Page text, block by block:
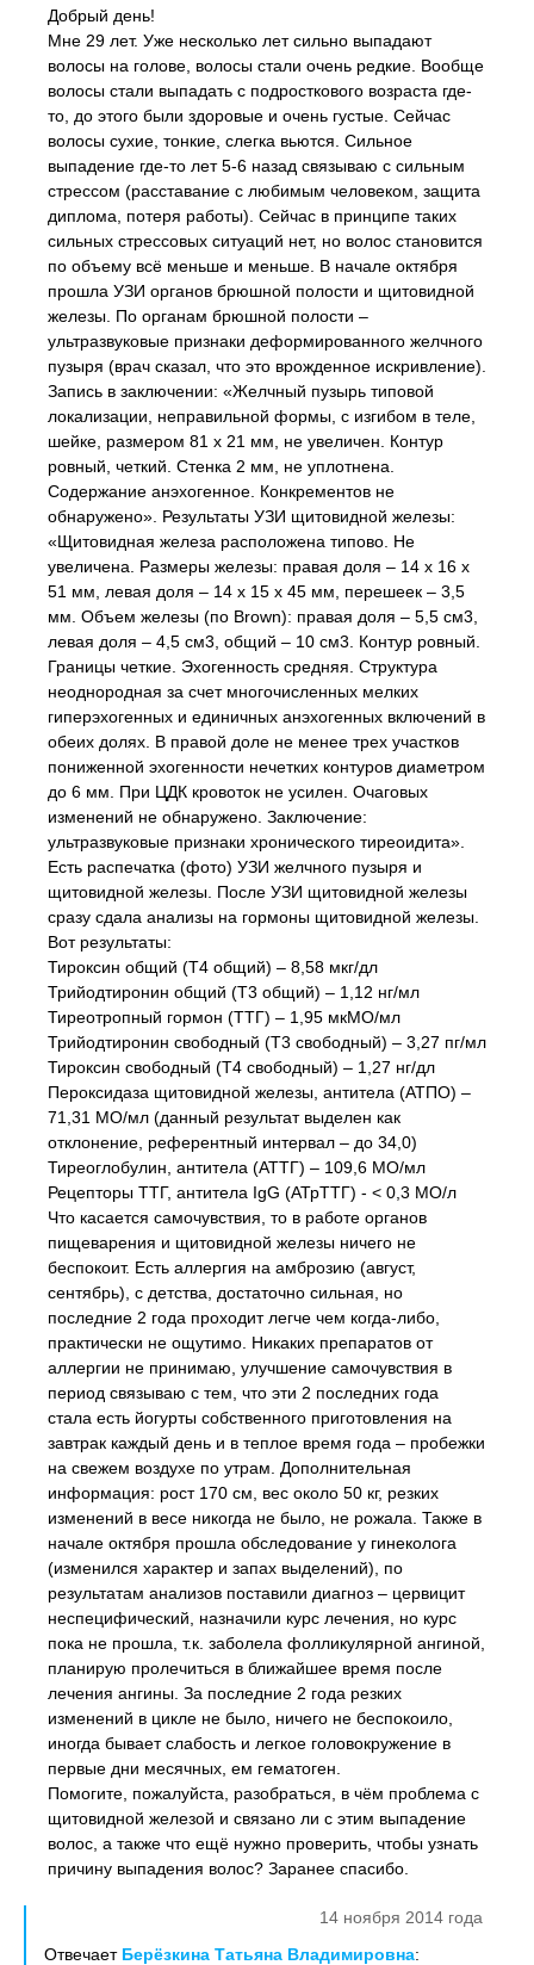
Добрый день!
Мне 29 лет. Уже несколько лет сильно выпадают
волосы на голове, волосы стали очень редкие. Вообще
волосы стали выпадать с подросткового возраста где-
то, до этого были здоровые и очень густые. Сейчас
волосы сухие, тонкие, слегка вьются. Сильное
выпадение где-то лет 5-6 назад связываю с сильным
стрессом (расставание с любимым человеком, защита
диплома, потеря работы). Сейчас в принципе таких
сильных стрессовых ситуаций нет, но волос становится
по объему всё меньше и меньше. В начале октября
прошла УЗИ органов брюшной полости и щитовидной
железы. По органам брюшной полости –
ультразвуковые признаки деформированного желчного
пузыря (врач сказал, что это врожденное искривление).
Запись в заключении: «Желчный пузырь типовой
локализации, неправильной формы, с изгибом в теле,
шейке, размером 81 х 21 мм, не увеличен. Контур
ровный, четкий. Стенка 2 мм, не уплотнена.
Содержание анэхогенное. Конкрементов не
обнаружено». Результаты УЗИ щитовидной железы:
«Щитовидная железа расположена типово. Не
увеличена. Размеры железы: правая доля – 14 х 16 х
51 мм, левая доля – 14 х 15 х 45 мм, перешеек – 3,5
мм. Объем железы (по Brown): правая доля – 5,5 см3,
левая доля – 4,5 см3, общий – 10 см3. Контур ровный.
Границы четкие. Эхогенность средняя. Структура
неоднородная за счет многочисленных мелких
гиперэхогенных и единичных анэхогенных включений в
обеих долях. В правой доле не менее трех участков
пониженной эхогенности нечетких контуров диаметром
до 6 мм. При ЦДК кровоток не усилен. Очаговых
изменений не обнаружено. Заключение:
ультразвуковые признаки хронического тиреоидита».
Есть распечатка (фото) УЗИ желчного пузыря и
щитовидной железы. После УЗИ щитовидной железы
сразу сдала анализы на гормоны щитовидной железы.
Вот результаты:
Тироксин общий (Т4 общий) – 8,58 мкг/дл
Трийодтиронин общий (Т3 общий) – 1,12 нг/мл
Тиреотропный гормон (ТТГ) – 1,95 мкМО/мл
Трийодтиронин свободный (Т3 свободный) – 3,27 пг/мл
Тироксин свободный (Т4 свободный) – 1,27 нг/дл
Пероксидаза щитовидной железы, антитела (АТПО) –
71,31 МО/мл (данный результат выделен как
отклонение, референтный интервал – до 34,0)
Тиреоглобулин, антитела (АТТГ) – 109,6 МО/мл
Рецепторы ТТГ, антитела IgG (АТрТТГ) - < 0,3 МО/л
Что касается самочувствия, то в работе органов
пищеварения и щитовидной железы ничего не
беспокоит. Есть аллергия на амброзию (август,
сентябрь), с детства, достаточно сильная, но
последние 2 года проходит легче чем когда-либо,
практически не ощутимо. Никаких препаратов от
аллергии не принимаю, улучшение самочувствия в
период связываю с тем, что эти 2 последних года
стала есть йогурты собственного приготовления на
завтрак каждый день и в теплое время года – пробежки
на свежем воздухе по утрам. Дополнительная
информация: рост 170 см, вес около 50 кг, резких
изменений в весе никогда не было, не рожала. Также в
начале октября прошла обследование у гинеколога
(изменился характер и запах выделений), по
результатам анализов поставили диагноз – цервицит
неспецифический, назначили курс лечения, но курс
пока не прошла, т.к. заболела фолликулярной ангиной,
планирую пролечиться в ближайшее время после
лечения ангины. За последние 2 года резких
изменений в цикле не было, ничего не беспокоило,
иногда бывает слабость и легкое головокружение в
первые дни месячных, ем гематоген.
Помогите, пожалуйста, разобраться, в чём проблема с
щитовидной железой и связано ли с этим выпадение
волос, а также что ещё нужно проверить, чтобы узнать
причину выпадения волос? Заранее спасибо.
14 ноября 2014 года
Отвечает Берёзкина Татьяна Владимировна: